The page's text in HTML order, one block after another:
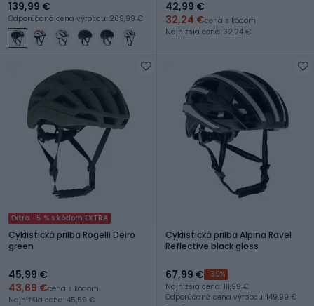
139,99 €
Odporúčaná cena výrobcu: 209,99 €
42,99 €
32,24 €cena s kódom
Najnižšia cena: 32,24 €
Extra -5 % s kódom EXTRA
Cyklistická prilba Rogelli Deiro
green
45,99 €
43,69 €cena s kódom
Najnižšia cena: 45,59 €
Cyklistická prilba Alpina Ravel
Reflective black gloss
67,99 € -39%
Najnižšia cena: 111,99 €
Odporúčaná cena výrobcu: 149,99 €